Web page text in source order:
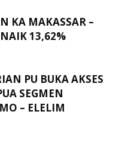
KA MAKASSAR –
NAIK 13,62%
PU BUKA AKSES
SEGMEN
– ELELIM